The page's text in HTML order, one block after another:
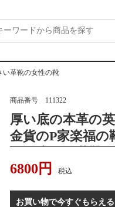
い革靴の女性の靴
商品番号 111322
厚い底の本革の
金貨のP家楽福の
6800 円 税込
お買い物で今すぐもらえる